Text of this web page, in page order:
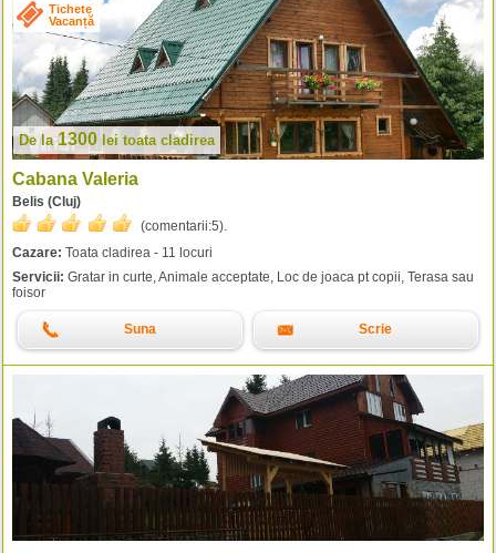
Tichete
Vacanță
De la1300 lei toata cladirea
Cabana Valeria
Belis (Cluj)
(comentarii:5).
Cazare: Toata cladirea - 11 locuri
Servicii: Gratar in curte, Animale acceptate, Loc de joaca pt copii, Terasa sau
foisor
Suna Scrie